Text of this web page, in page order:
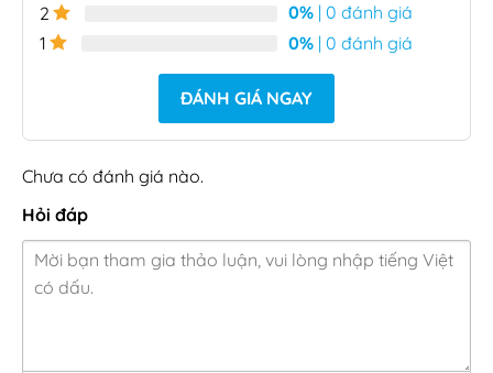
2
0% | 0 đánh giá
1
0% | 0 đánh giá
ĐÁNH GIÁ NGAY
Chưa có đánh giá nào.
Hỏi đáp